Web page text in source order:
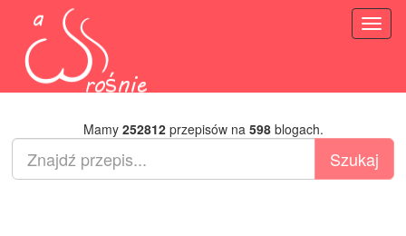
Mamy 252812przepisów na 598blogach.